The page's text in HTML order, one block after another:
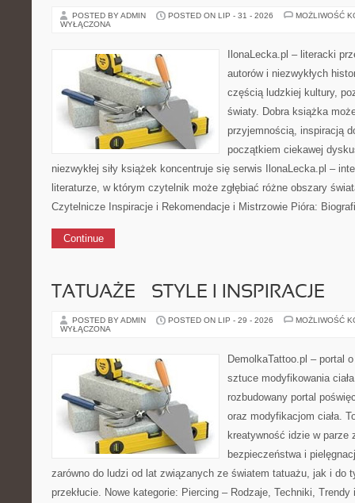
POSTED BY ADMIN POSTED ON LIP - 31 - 2026
MOŻLIWOŚĆ
WYŁĄCZONA
IlonaLecka.pl – literacki
autorów i niezwykłych
częścią ludzkiej kultury,
światy. Dobra książka
przyjemnością, inspiracją
początkiem ciekawej
niezwykłej siły książek koncentruje się serwis IlonaLecka.pl –
literaturze, w którym czytelnik może zgłębiać różne obszary
Czytelnicze Inspiracje i Rekomendacje i Mistrzowie Pióra:
Continue
TATUAŻE – STYLE I INSPIRACJE
POSTED BY ADMIN POSTED ON LIP - 29 - 2026
MOŻLIWOŚĆ
WYŁĄCZONA
DemolkaTattoo.pl – portal
sztuce modyfikowania
rozbudowany portal
oraz modyfikacjom ciała.
kreatywność idzie w
bezpieczeństwa i
zarówno do ludzi od lat związanych ze światem tatuażu, jak i do
przekłucie. Nowe kategorie: Piercing – Rodzaje, Techniki,